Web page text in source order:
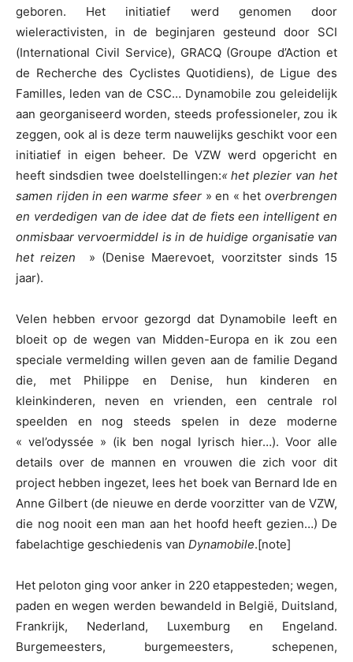
geboren. Het initiatief werd genomen door
wieleractivisten, in de beginjaren gesteund door SCI
(International Civil Service), GRACQ (Groupe d’Action et
de Recherche des Cyclistes Quotidiens), de Ligue des
Familles, leden van de CSC… Dynamobile zou geleidelijk
aan georganiseerd worden, steeds professioneler, zou ik
zeggen, ook al is deze term nauwelijks geschikt voor een
initiatief in eigen beheer. De VZW werd opgericht en
heeft sindsdien twee doelstellingen:« het plezier van het
samen rijden in een warme sfeer » en « het overbrengen
en verdedigen van de idee dat de fiets een intelligent en
onmisbaar vervoermiddel is in de huidige organisatie van
het reizen » (Denise Maerevoet, voorzitster sinds 15
jaar).
Velen hebben ervoor gezorgd dat Dynamobile leeft en
bloeit op de wegen van Midden-Europa en ik zou een
speciale vermelding willen geven aan de familie Degand
die, met Philippe en Denise, hun kinderen en
kleinkinderen, neven en vrienden, een centrale rol
speelden en nog steeds spelen in deze moderne
« vel’odyssée » (ik ben nogal lyrisch hier…). Voor alle
details over de mannen en vrouwen die zich voor dit
project hebben ingezet, lees het boek van Bernard Ide en
Anne Gilbert (de nieuwe en derde voorzitter van de VZW,
die nog nooit een man aan het hoofd heeft gezien…) De
fabelachtige geschiedenis van Dynamobile.[note]
Het peloton ging voor anker in 220 etappesteden; wegen,
paden en wegen werden bewandeld in België, Duitsland,
Frankrijk, Nederland, Luxemburg en Engeland.
Burgemeesters, burgemeesters, schepenen,